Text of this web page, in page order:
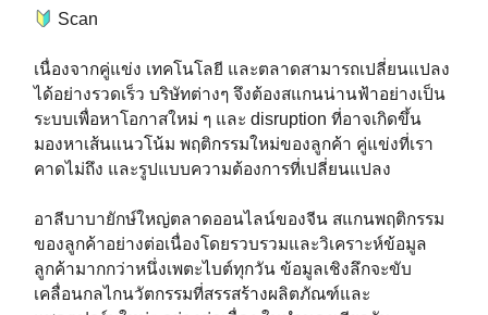
Scan ⁣
เนื่องจากคู่แข่ง เทคโนโลยี และตลาดสามารถเปลี่ยนแปลง
ได้อย่างรวดเร็ว บริษัทต่างๆ จึงต้องสแกนน่านฟ้าอย่างเป็น
ระบบเพื่อหาโอกาสใหม่ ๆ และ disruption ที่อาจเกิดขึ้น
มองหาเส้นแนวโน้ม พฤติกรรมใหม่ของลูกค้า คู่แข่งที่เรา
คาดไม่ถึง และรูปแบบความต้องการที่เปลี่ยนแปลง⁣
อาลีบาบายักษ์ใหญ่ตลาดออนไลน์ของจีน สแกนพฤติกรรม
ของลูกค้าอย่างต่อเนื่องโดยรวบรวมและวิเคราะห์ข้อมูล
ลูกค้ามากกว่าหนึ่งเพตะไบต์ทุกวัน ข้อมูลเชิงลึกจะขับ
เคลื่อนกลไกนวัตกรรมที่สรรสร้างผลิตภัณฑ์และ